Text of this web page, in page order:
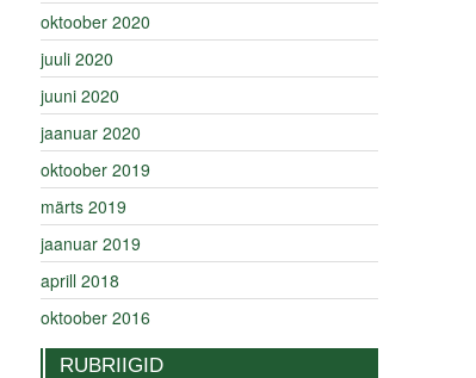
oktoober 2020
juuli 2020
juuni 2020
jaanuar 2020
oktoober 2019
märts 2019
jaanuar 2019
aprill 2018
oktoober 2016
RUBRIIGID